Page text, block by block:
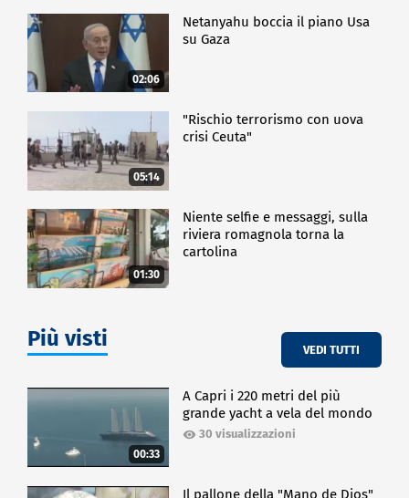
02:06
Netanyahu boccia il piano Usa
su Gaza
05:14
"Rischio terrorismo con uova
crisi Ceuta"
01:30
Niente selfie e messaggi, sulla
riviera romagnola torna la
cartolina
Più visti VEDI TUTTI
00:33
A Capri i 220 metri del più
grande yacht a vela del mondo
30 visualizzazioni
Il pallone della "Mano de Dios"